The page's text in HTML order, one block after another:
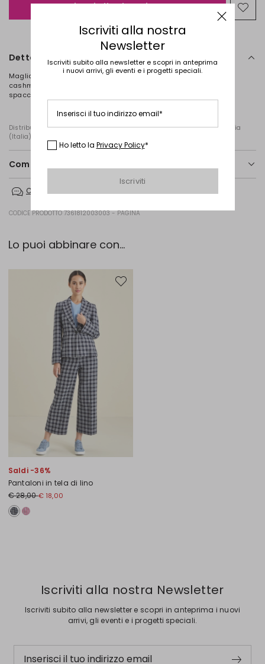
Aggiungi alla Shopping Bag
nella
Dettagli
Maglia dalla linea dritta realizzata in filato misto ci cotone e
cashmere tinto filo, con lavorazione a coste, scollo a barchetta e
spacchi laterali chiusi da bottoni.
Distribuito da Diffusione Tessile S.r.l., con sede in Cavriago, Reggio Emilia
(Italia), Via Santi n. 8, 42025
Composizione e lavaggio
Lavare in acqua a mano; non candeggiare; non asciugare in tamburo;
asciugare in piano in ombra; stirare a max 110; lavare a secco delicato
Contattaci
CODICE PRODOTTO 7361812003003 - PAGINA
Lo puoi abbinare con...
Saldi -36%
Pantaloni in tela di lino
Prezzo originale € 28,00
€ 28,00Nuovo prezzo € 18,00
€ 18,00
Sposta nella wishlist
Iscriviti alla nostra Newsletter
Iscriviti subito alla newsletter e scopri in anteprima i nuovi
arrivi, gli eventi e i progetti speciali.
Inserisci il tuo indirizzo email
Iscriviti alla nostra
Newsletter
Iscriviti subito alla newsletter e scopri in anteprima
i nuovi arrivi, gli eventi e i progetti speciali.
Inserisci il tuo indirizzo email*
Ho letto la Privacy Policy*
Iscriviti